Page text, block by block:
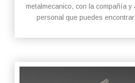
metalmecanico, con la compañía
personal que puedes